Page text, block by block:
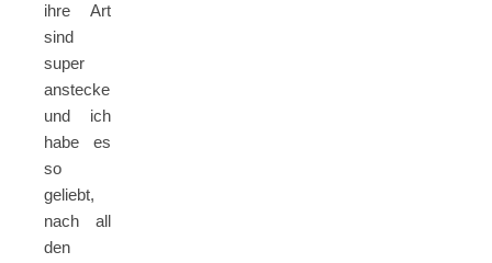
ihre Art
sind
super
ansteckend
und ich
habe es
so
geliebt,
nach all
den